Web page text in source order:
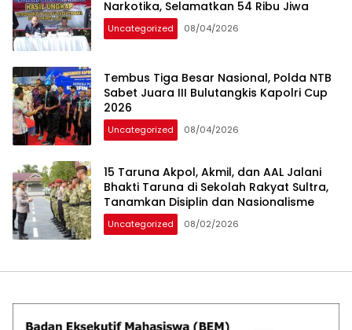
Narkotika, Selamatkan 54 Ribu Jiwa
Uncategorized 08/04/2026
Tembus Tiga Besar Nasional, Polda NTB
Sabet Juara III Bulutangkis Kapolri Cup
2026
Uncategorized 08/04/2026
15 Taruna Akpol, Akmil, dan AAL Jalani
Bhakti Taruna di Sekolah Rakyat Sultra,
Tanamkan Disiplin dan Nasionalisme
Uncategorized 08/02/2026